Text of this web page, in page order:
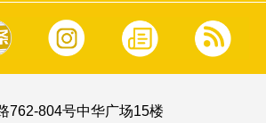
762-804号中华广场15楼